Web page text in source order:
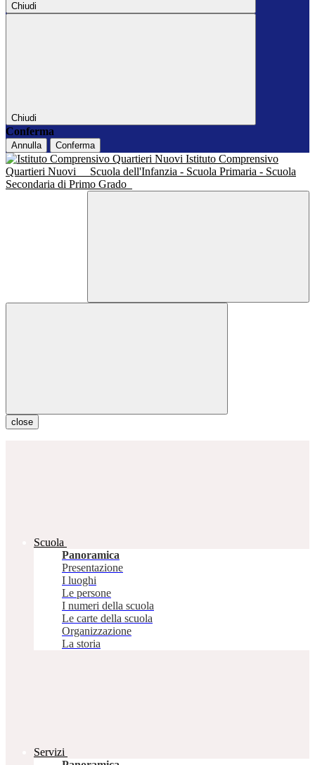
Chiudi
Chiudi
Conferma
Annulla Conferma
Istituto Comprensivo
Quartieri Nuovi
Scuola dell'Infanzia - Scuola Primaria - Scuola
Secondaria di Primo Grado
close
Scuola
Panoramica
Presentazione
I luoghi
Le persone
I numeri della scuola
Le carte della scuola
Organizzazione
La storia
Servizi